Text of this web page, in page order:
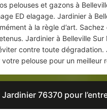
pelouses et gazons à
ED elagage. Jardinier à
à la règle d’art.
Jardinier à Belleville
contre toute
pelouse pour un meilleur
Jardinier 76370 pour